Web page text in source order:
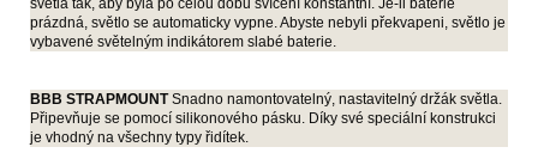
světla tak, aby byla po celou dobu svícení konstantní. Je-li baterie
prázdná, světlo se automaticky vypne. Abyste nebyli překvapeni, světlo je
vybavené světelným indikátorem slabé baterie.
BBB STRAPMOUNT Snadno namontovatelný, nastavitelný držák světla.
Připevňuje se pomocí silikonového pásku. Díky své speciální konstrukci
je vhodný na všechny typy řidítek.